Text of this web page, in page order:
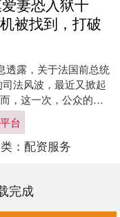
妻恐入狱十
被找到，打破
透露，关于法国前总统
司法风波，最近又掀起
，这一次，公众的焦
，而是转向了他的妻
....
台
： 配资服务
完成